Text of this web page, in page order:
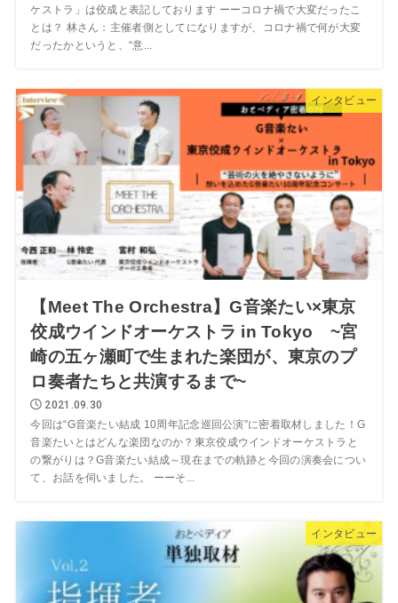
ケストラ」は佼成と表記しております ーーコロナ禍で大変だったこ
とは？ 林さん：主催者側としてになりますが、コロナ禍で何が大変
だったかというと、“意...
インタビュー
【Meet The Orchestra】G音楽たい×東京
佼成ウインドオーケストラ in Tokyo ~宮
崎の五ヶ瀬町で生まれた楽団が、東京のプ
ロ奏者たちと共演するまで~
2021.09.30
今回は“G音楽たい結成 10周年記念巡回公演”に密着取材しました！G
音楽たいとはどんな楽団なのか？東京佼成ウインドオーケストラと
の繋がりは？G音楽たい結成～現在までの軌跡と今回の演奏会につい
て、お話を伺いました。 ーーそ...
インタビュー